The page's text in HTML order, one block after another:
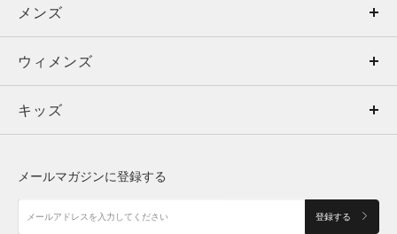
メンズ
ウィメンズ
キッズ
アクセサリー
メンズ
トップス
ボトムス
アクセサリー
ウィメンズ
トップス
シューズ
キッズ
メールマガジンに登録する
登録する